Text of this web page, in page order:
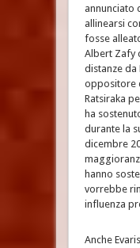
annunciato
allinearsi
fosse
Albert Zafy
distanze da
oppositore
Ratsiraka
ha
durante la
dicembre
hanno
vorrebbe
influenza
Anche